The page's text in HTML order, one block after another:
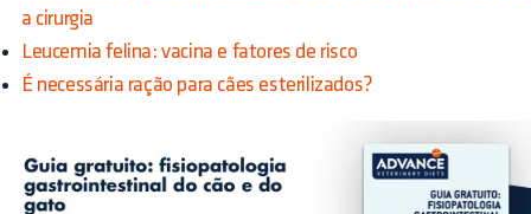
a cirurgia
Leucemia felina: vacina e fatores de risco
É necessária ração para cães esterilizados?